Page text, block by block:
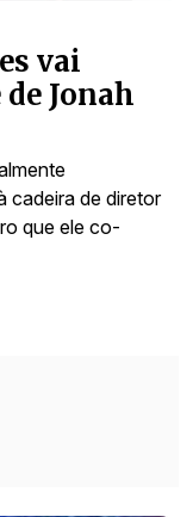
vai
Jonah
cadeira de diretor
que ele co-